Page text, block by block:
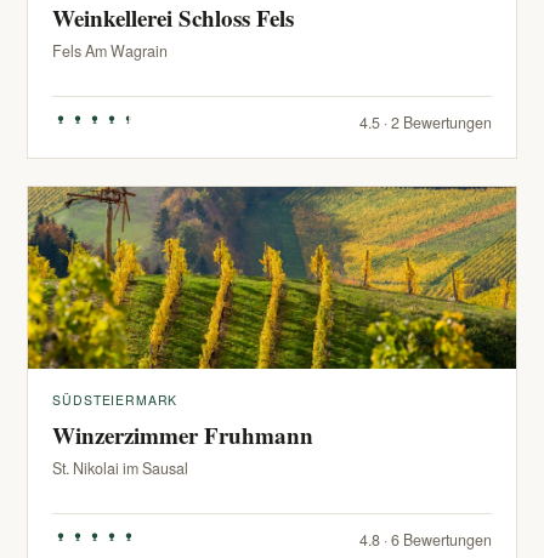
Weinkellerei Schloss Fels
Fels Am Wagrain
4.5 · 2 Bewertungen
SÜDSTEIERMARK
Winzerzimmer Fruhmann
St. Nikolai im Sausal
4.8 · 6 Bewertungen